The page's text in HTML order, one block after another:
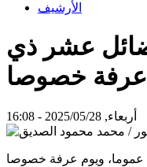
الأرشيف
عشر ذي
عرفة خصوصا
أربعاء, 2025/05/28 - 16:08